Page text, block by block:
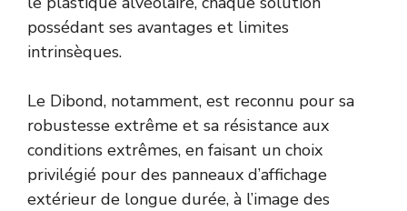
possédant ses avantages et limites
intrinsèques.
Le Dibond, notamment, est reconnu pour sa
robustesse extrême et sa résistance aux
conditions extrêmes, en faisant un choix
privilégié pour des panneaux d’affichage
extérieur de longue durée, à l’image des